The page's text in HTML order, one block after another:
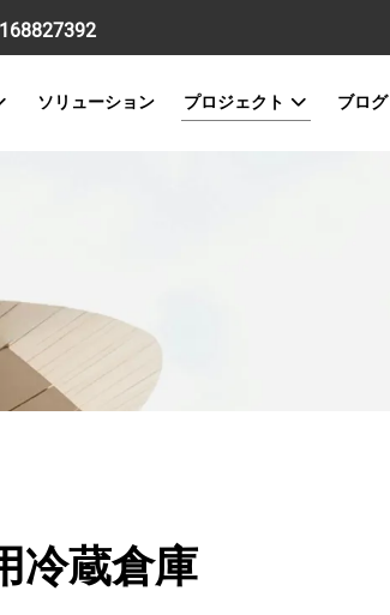
ソリューション プロジェクト ブログ
冷蔵倉庫